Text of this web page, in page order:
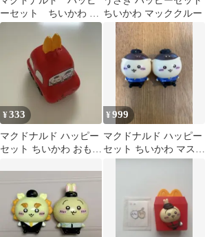
ーセット ちいかわ ハ
チワレのトレイフォト
ちいかわ マッククルー
¥333
マクドナルド ハッピー
セット ちいかわ おもち
¥999
マクドナルド ハッピー
セット ちいかわ マスコ